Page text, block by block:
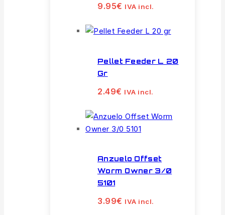
9.95€ IVA incl.
Pellet Feeder L 20
Gr
2.49€ IVA incl.
Anzuelo Offset
Worm Owner 3/0
5101
3.99€ IVA incl.